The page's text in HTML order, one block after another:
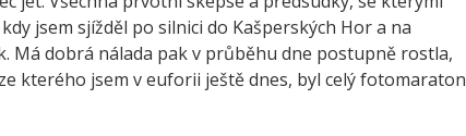
jsem sjížděl po silnici do Kašperských Hor a na
Má dobrá nálada pak v průběhu dne postupně rostla,
kterého jsem v euforii ještě dnes, byl celý fotomaraton